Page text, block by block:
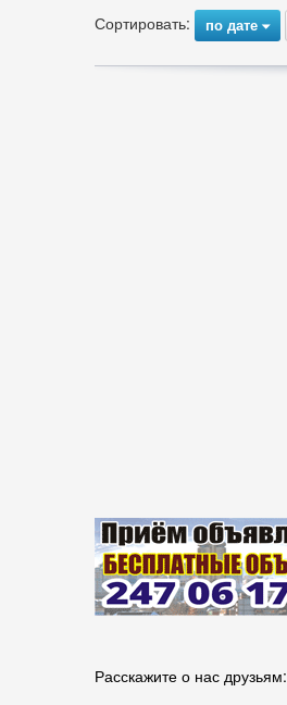
Сортировать: по дате{
Расскажите о нас друзьям: